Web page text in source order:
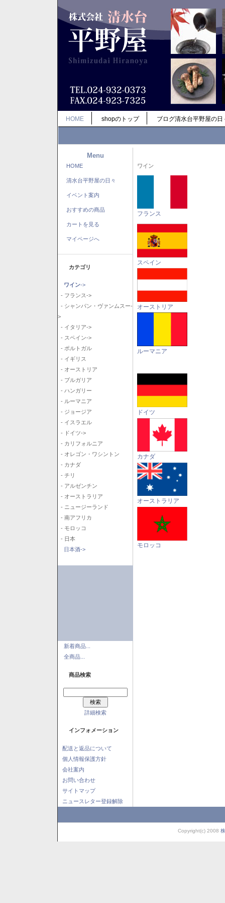
HOME shopのトップ ブログ清水台平野屋の日
Menu
HOME
清水台平野屋の日々
イベント案内
おすすめの商品
カートを見る
マイページへ
カテゴリ
ワイン->
- フランス->
- シャンパン・ヴァンムスー-
>
- イタリア->
- スペイン->
- ポルトガル
- イギリス
- オーストリア
- ブルガリア
- ハンガリー
- ルーマニア
- ジョージア
- イスラエル
- ドイツ->
- カリフォルニア
- オレゴン・ワシントン
- カナダ
- チリ
- アルゼンチン
- オーストラリア
- ニュージーランド
- 南アフリカ
- モロッコ
- 日本
日本酒->
新着商品...
全商品...
商品検索
詳細検索
インフォメーション
配送と返品について
個人情報保護方針
会社案内
お問い合わせ
サイトマップ
ニュースレター登録解除
ワイン
フランス
スペイン
オーストリア
ルーマニア
ドイツ
カナダ
オーストラリア
モロッコ
Copyright(c) 2008